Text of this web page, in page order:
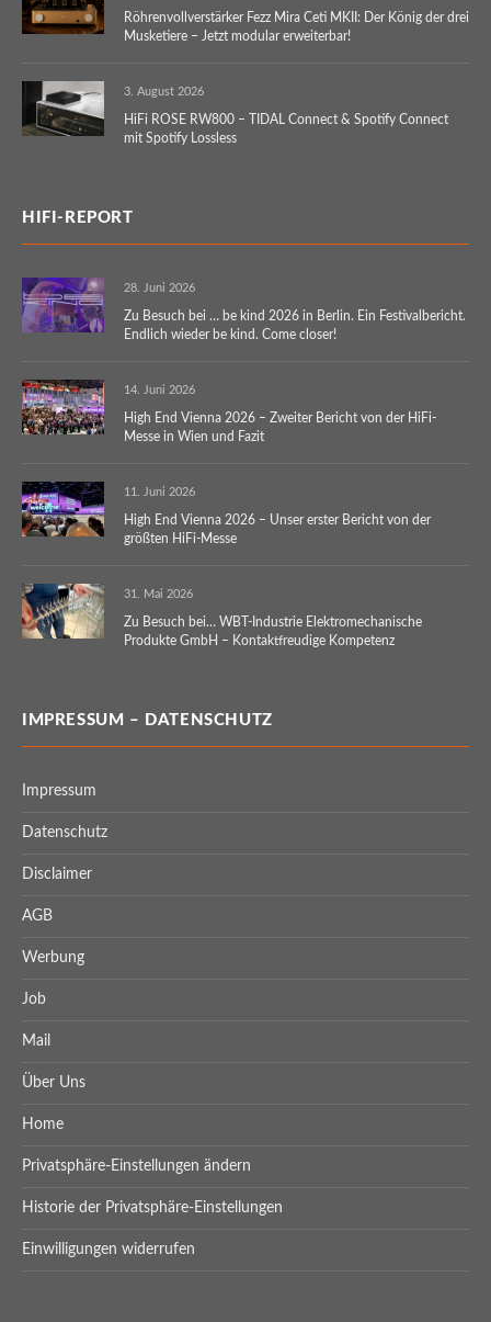
Röhrenvollverstärker Fezz Mira Ceti MKII: Der König der drei
Musketiere – Jetzt modular erweiterbar!
3. August 2026
HiFi ROSE RW800 – TIDAL Connect & Spotify Connect
mit Spotify Lossless
HIFI-REPORT
28. Juni 2026
Zu Besuch bei … be kind 2026 in Berlin. Ein Festivalbericht.
Endlich wieder be kind. Come closer!
14. Juni 2026
High End Vienna 2026 – Zweiter Bericht von der HiFi-
Messe in Wien und Fazit
11. Juni 2026
High End Vienna 2026 – Unser erster Bericht von der
größten HiFi-Messe
31. Mai 2026
Zu Besuch bei… WBT-Industrie Elektromechanische
Produkte GmbH – Kontaktfreudige Kompetenz
IMPRESSUM – DATENSCHUTZ
Impressum
Datenschutz
Disclaimer
AGB
Werbung
Job
Mail
Über Uns
Home
Privatsphäre-Einstellungen ändern
Historie der Privatsphäre-Einstellungen
Einwilligungen widerrufen